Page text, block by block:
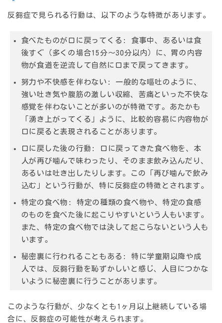
反芻症で見られる行動は、以下のような特徴があります。
食べたものが口に戻ってくる : 食事中、あるいは食
後すぐ（多くの場合15分〜30分以内）に、胃の内容
物が食道を逆流して自然に口まで戻ってきます。
努力や不快感を伴わない : 一般的な嘔吐のように、
強い吐き気や腹筋の激しい収縮、苦痛といった不快な
感覚を伴わないことが多いのが特徴です。あたかも
「湧き上がってくる」ように、比較的容易に内容物が
口に戻ると表現されることがあります。
口に戻した後の行動 : 口に戻ってきた食べ物を、本
人が再び噛んで味わったり、そのまま飲み込んだり、
あるいは吐き出したりします。この「再び噛んで飲み
込む」という行動が、特に反芻症の特徴とされます。
特定の食べ物 : 特定の種類の食べ物や、特定の食感
のものを食べた後に起こりやすいという人もいます。
また、特定の食べ物では決して起こらないという人も
います。
秘密裏に行われることもある : 特に学童期以降や成
人では、反芻行動を恥ずかしいと感じ、人目につかな
いように秘密裏に行うことがあります。
このような行動が、 少なくとも1ヶ月以上継続している 場
合に、反芻症の可能性が考えられます。